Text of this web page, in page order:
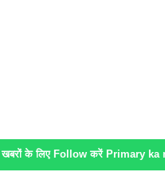
खबरों के लिए Follow करें Primary ka